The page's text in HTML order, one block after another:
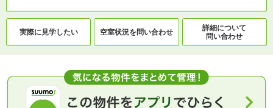
実際に見学したい 空室状況を問い合わせ
詳細について
問い合わせ